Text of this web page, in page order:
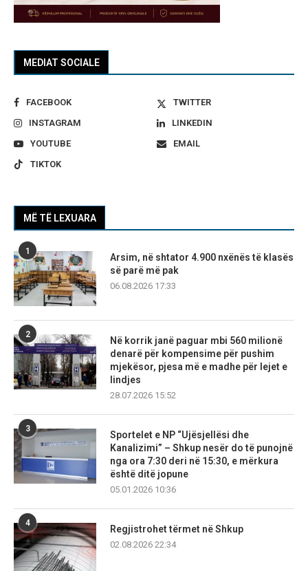
MEDIAT SOCIALE
FACEBOOK
TWITTER
INSTAGRAM
LINKEDIN
YOUTUBE
EMAIL
TIKTOK
MË TË LEXUARA
1
Arsim, në shtator 4.900 nxënës të klasës
së parë më pak
06.08.2026 17:33
2
Në korrik janë paguar mbi 560 milionë
denarë për kompensime për pushim
mjekësor, pjesa më e madhe për lejet e
lindjes
28.07.2026 15:52
3
Sportelet e NP “Ujësjellësi dhe
Kanalizimi” – Shkup nesër do të punojnë
nga ora 7:30 deri në 15:30, e mërkura
është ditë jopune
05.01.2026 10:36
4
Regjistrohet tërmet në Shkup
02.08.2026 22:34